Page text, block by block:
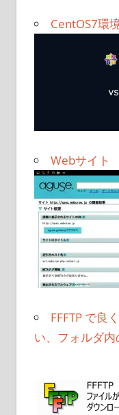
CentOS7環
Webサイト
FFFTP で良
い、フォルダ